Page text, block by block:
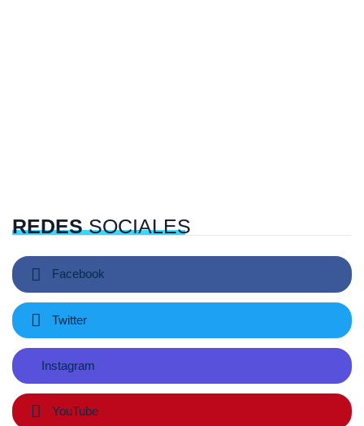
REDESSOCIALES
Facebook
Twitter
Instagram
YouTube